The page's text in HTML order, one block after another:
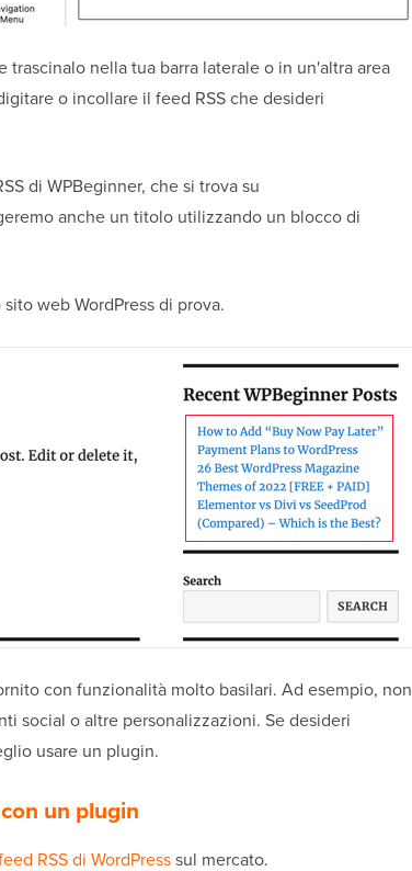
nella tua barra laterale o in un'altra area
o incollare il feed RSS che desideri
di WPBeginner, che si trova su
anche un titolo utilizzando un blocco di
web WordPress di prova.
con funzionalità molto basilari. Ad esempio, non
social o altre personalizzazioni. Se desideri
usare un plugin.
un plugin
RSS di WordPresssul mercato.